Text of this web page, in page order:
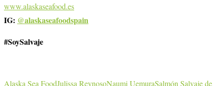
www.alaskaseafood.es
IG: @alaskaseafoodspain
#SoySalvaje
Alaska Sea FoodJulissa ReynosoNaumi UemuraSalmón Salvaje de